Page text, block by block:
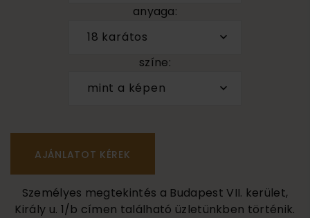
anyaga:
18 karátos
színe:
mint a képen
Személyes megtekintés a Budapest VII. kerület,
Király u. 1/b címen található üzletünkben történik.